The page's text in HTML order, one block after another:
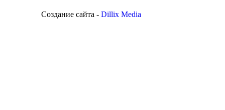
Создание сайта - Dillix Media